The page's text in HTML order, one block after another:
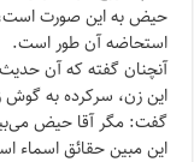
حیض به این صورت
استحاضه آن طور است.
آنچنان گفته که آن
این زن، سرکرده به
گفت: مگر آقا حیض
این مبین حقائق اسماء